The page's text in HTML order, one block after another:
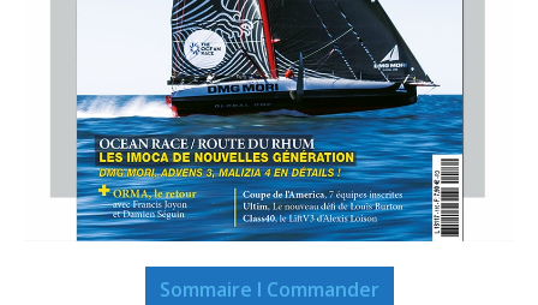
Sommaire I Commander